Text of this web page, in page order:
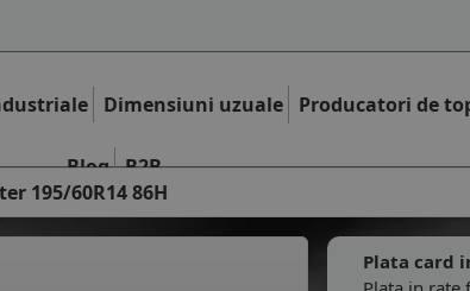
Dimensiuni uzuale Producatori de
Blog B2B
195/60R14 86H
Plata card